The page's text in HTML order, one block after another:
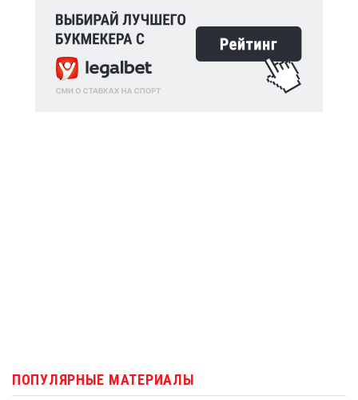
ПОПУЛЯРНЫЕ МАТЕРИАЛЫ